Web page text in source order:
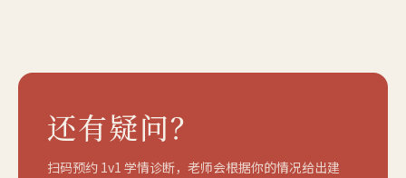
还有疑问？
扫码预约 1v1 学情诊断，老师会根据你的情况给出建